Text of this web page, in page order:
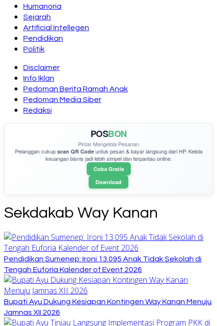
Humanoria
Sejarah
Artificial Intellegen
Pendidikan
Politik
Disclaimer
Info Iklan
Pedoman Berita Ramah Anak
Pedoman Media Siber
Redaksi
POSBON
Pintar Mengelola Pesanan
Pelanggan cukup scan QR Codeuntuk pesan & bayar langsung dari HP. Kelola
keuangan bisnis jadi lebih simpel dan terpantau online.
Coba Gratis
Download
Sekdakab Way Kanan
Pendidikan Sumenep: Ironi 13.095 Anak Tidak Sekolah di
Tengah Euforia Kalender of Event 2026
Bupati Ayu Dukung Kesiapan Kontingen Way Kanan Menuju
Jamnas XII 2026